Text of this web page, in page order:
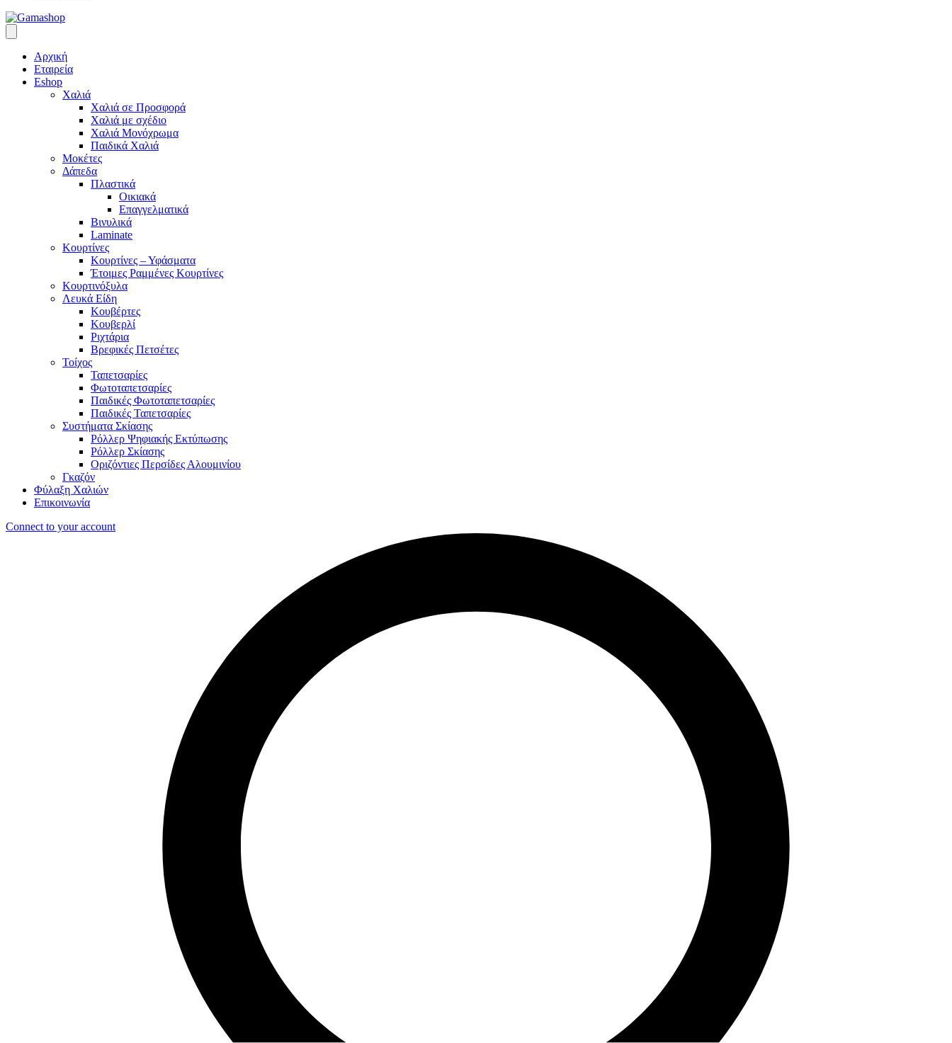
Αρχική
Εταιρεία
Eshop
Χαλιά
Χαλιά σε Προσφορά
Χαλιά με σχέδιο
Χαλιά Μονόχρωμα
Παιδικά Χαλιά
Μοκέτες
Δάπεδα
Πλαστικά
Οικιακά
Επαγγελματικά
Βινυλικά
Laminate
Κουρτίνες
Κουρτίνες – Υφάσματα
Έτοιμες Ραμμένες Κουρτίνες
Κουρτινόξυλα
Λευκά Είδη
Κουβέρτες
Κουβερλί
Ριχτάρια
Βρεφικές Πετσέτες
Τοίχος
Ταπετσαρίες
Φωτοταπετσαρίες
Παιδικές Φωτοταπετσαρίες
Παιδικές Ταπετσαρίες
Συστήματα Σκίασης
Ρόλλερ Ψηφιακής Εκτύπωσης
Ρόλλερ Σκίασης
Οριζόντιες Περσίδες Αλουμινίου
Γκαζόν
Φύλαξη Χαλιών
Επικοινωνία
Connect to your account